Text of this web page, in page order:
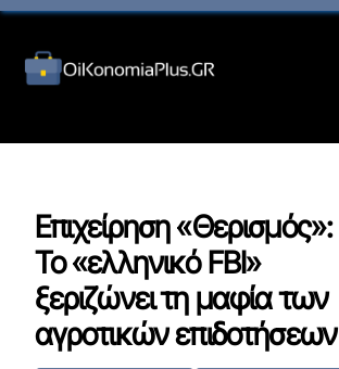
Skip
content
Επιχείρηση «Θερισμός»:
Το «ελληνικό FBI»
ξεριζώνει τη μαφία των
αγροτικών επιδοτήσεων